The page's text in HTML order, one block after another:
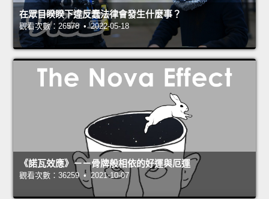
在眾目睽睽下違反蠢法律會發生什麼事？
觀看次數：26578 • 2022-05-18
《諾瓦效應》－－骨牌般相依的好運與厄運
觀看次數：36259 • 2021-10-07